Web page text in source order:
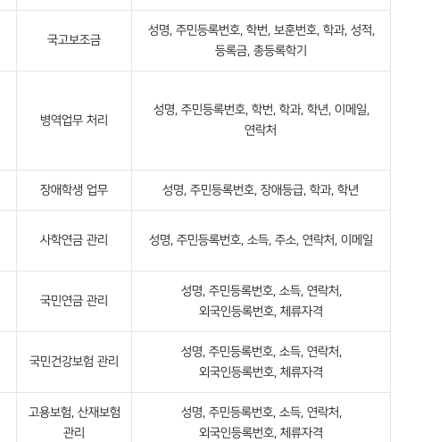
국고보조금
성명, 주민등록번호, 학번, 보훈번호, 학과, 성적,
등록금, 총등록학기
병역업무 처리
성명, 주민등록번호, 학번, 학과, 학년, 이메일,
연락처
장애학생 업무 성명, 주민등록번호, 장애등급, 학과, 학년
사학연금 관리 성명, 주민등록번호, 소득, 주소, 연락처, 이메일
국민연금 관리
성명, 주민등록번호, 소득, 연락처,
외국인등록번호, 체류자격
국민건강보험 관리
성명, 주민등록번호, 소득, 연락처,
외국인등록번호, 체류자격
고용보험, 산재보험
관리
성명, 주민등록번호, 소득, 연락처,
외국인등록번호, 체류자격